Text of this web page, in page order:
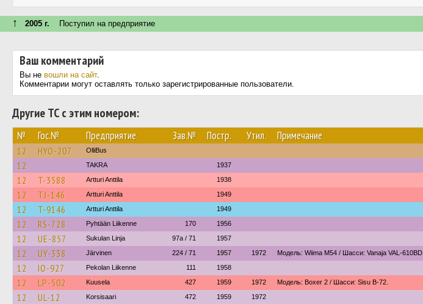
↑ 2005 г. Поступил на предприятие
Ваш комментарий
Вы не вошли на сайт.
Комментарии могут оставлять только зарегистрированные пользователи.
Другие ТС с этим номером:
№ Гос.№ Предприятие Зав.№ Постр. Утил. Примечание
12 HYO-207 OlliBus
12 TAKRA 1937
12 T-3588 Artturi Anttila 1938
12 TJ-146 Artturi Anttila 1949
12 T-9146 Artturi Anttila 1949
12 RS-728 Pyhtään Liikenne 170 1956
12 UE-857 Sukulan Linja 97a / 71 1957
12 UY-338 Järvinen 224 / 71 1957 1972 Модель: Wiima M54 / Шасси: Vanaja VAL-610BD.
12 IO-927 Pekolan Liikenne 111 1958
12 LP-502 Kuusela 427 1959 1972 Модель: Boxer 2 / Шасси: Sisu B-72.
12 UL-12 Korsisaari 472 1959 1972